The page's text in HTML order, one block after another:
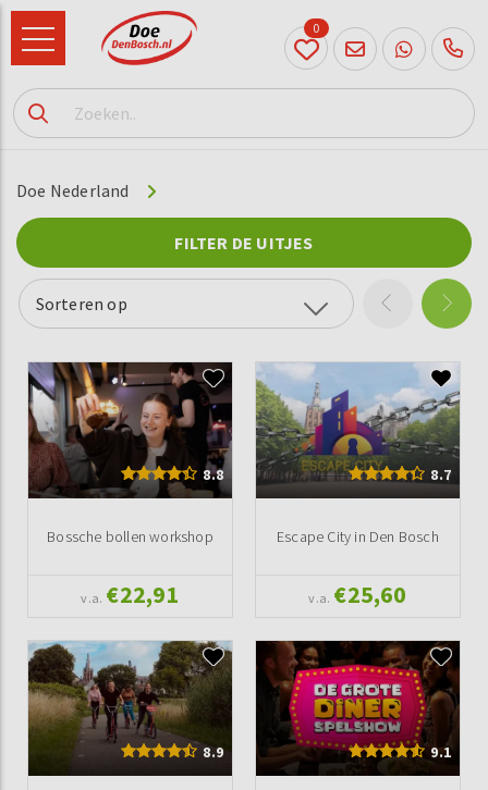
073
614
0
Doe Nederland
FILTER DE UITJES
Sorteren op
8.8
Bossche bollen workshop
v.a. €22,91
8.7
Escape City in Den Bosch
v.a. €25,60
8.9 9.1